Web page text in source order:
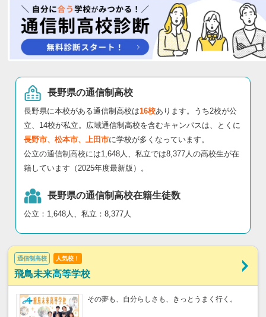
長野県の通信制高校
長野県に本校がある通信制高校は16校あります。うち2校が公
立、14校が私立。広域通信制高校を含むキャンパスは、とくに
長野市、松本市、上田市に学校が多くなっています。
公立の通信制高校には1,648人、私立では8,377人の高校生が在
籍しています（2025年度最新版）。
長野県の通信制高校在籍生徒数
公立：1,648人、私立：8,377人
通信制高校 人気校！
飛鳥未来高等学校
その夢も、自分らしさも、きっとうまく行く。